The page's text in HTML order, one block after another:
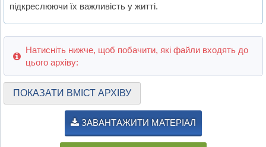
підкреслюючи їх важливість у житті.
Натисніть нижче, щоб побачити, які файли входять до
цього архіву:
ПОКАЗАТИ ВМІСТ АРХІВУ
ЗАВАНТАЖИТИ МАТЕРІАЛ